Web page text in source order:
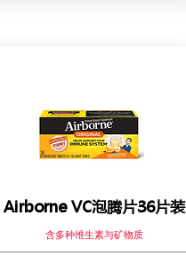
Airborne VC泡腾片36片装
含多种维生素与矿物质